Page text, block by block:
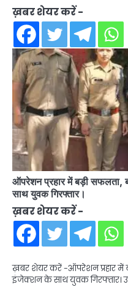
ख़बर शेयर करें -
ऑपरेशन प्रहार में बड़ी
साथ युवक गिरफ्तार।
ख़बर शेयर करें -
ख़बर शेयर करें -ऑपरेशन प्रहार में
इंजेक्शन के साथ युवक गिरफ्तार।